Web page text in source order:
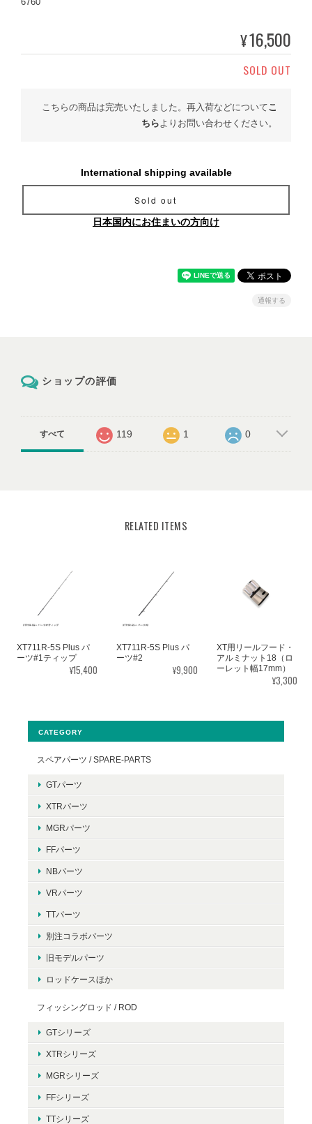
¥16,500
SOLD OUT
こちらの商品は完売いたしました。再入荷などについてこ
ちらよりお問い合わせください。
International shipping available
Sold out
日本国内にお住まいの方向け
通報する
ショップの評価
すべて 119 1 0
RELATED ITEMS
XT711R-5S Plus パ
ーツ#1ティップ
¥15,400
XT711R-5S Plus パ
ーツ#2
¥9,900
XT用リールフード・
アルミナット18（ロ
ーレット幅17mm）
¥3,300
CATEGORY
スペアパーツ / SPARE-PARTS
GTパーツ
XTRパーツ
MGRパーツ
FFパーツ
NBパーツ
VRパーツ
TTパーツ
別注コラボパーツ
旧モデルパーツ
ロッドケースほか
フィッシングロッド / ROD
GTシリーズ
XTRシリーズ
MGRシリーズ
FFシリーズ
TTシリーズ